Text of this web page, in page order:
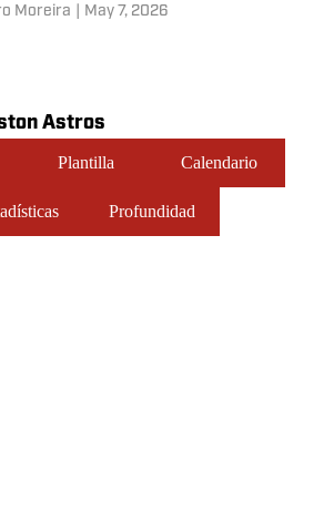
Moreira May 7, 2026
Astros
Plantilla Calendario
Profundidad